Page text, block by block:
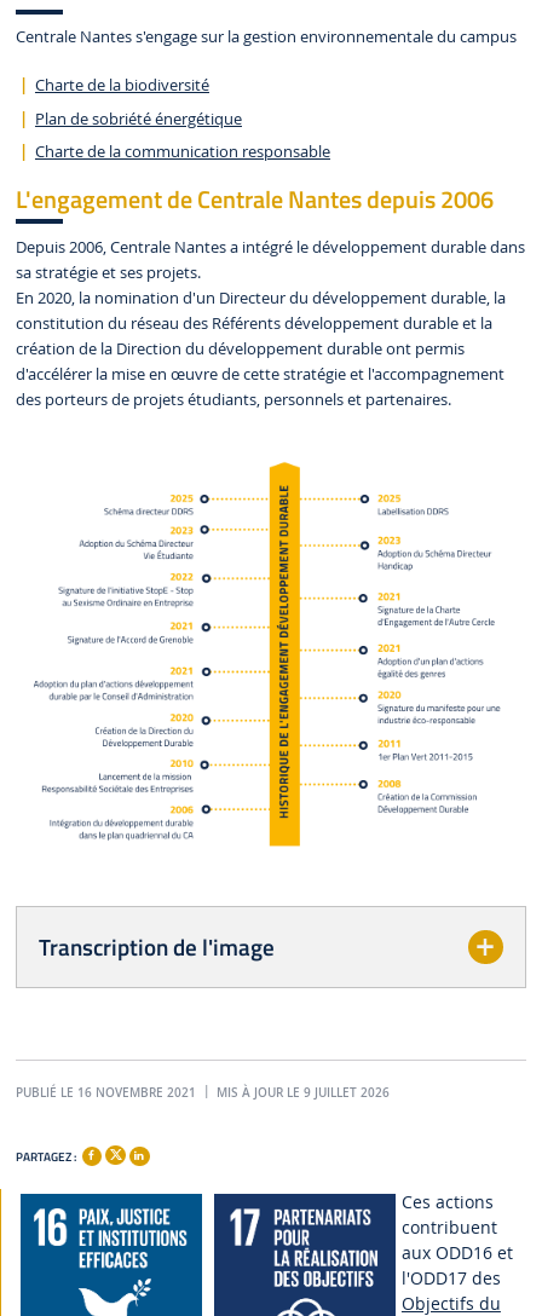
Centrale Nantes s'engage sur la gestion environnementale du campus
Charte de la biodiversité
Plan de sobriété énergétique
Charte de la communication responsable
L'engagement de Centrale Nantes depuis 2006
Depuis 2006, Centrale Nantes a intégré le développement durable dans
sa stratégie et ses projets.
En 2020, la nomination d'un Directeur du développement durable, la
constitution du réseau des Référents développement durable et la
création de la Direction du développement durable ont permis
d'accélérer la mise en œuvre de cette stratégie et l'accompagnement
des porteurs de projets étudiants, personnels et partenaires.
Transcription de l'image
PUBLIÉ LE 16 NOVEMBRE 2021 MIS À JOUR LE 9 JUILLET 2026
PARTAGEZ :
Ces actions
contribuent
aux ODD16 et
l'ODD17 des
Objectifs du